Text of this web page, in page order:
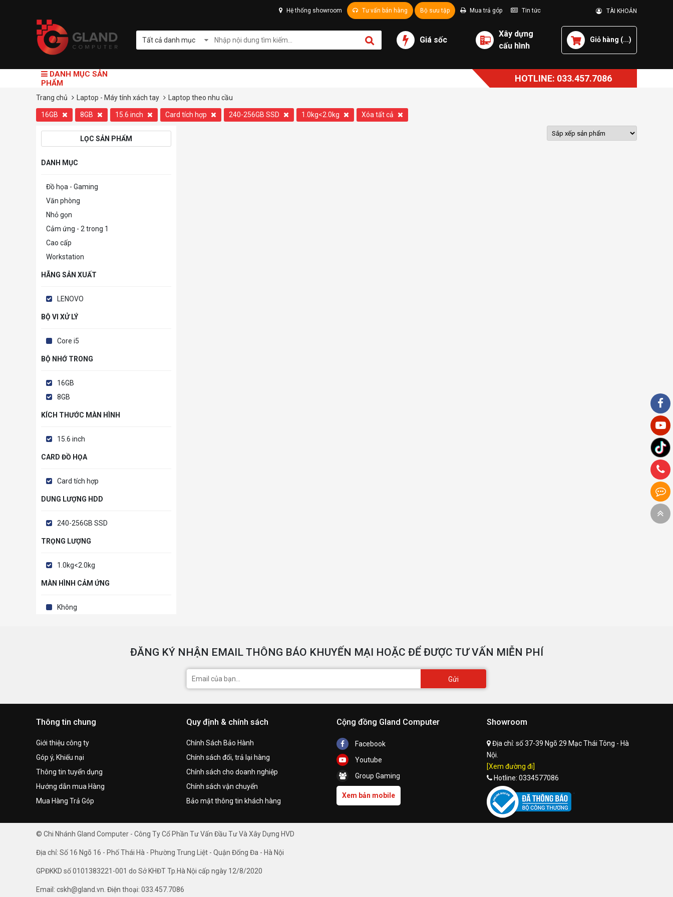
Hệ thống showroom Tư vấn bán hàng Bộ sưu tập Mua trả góp Tin tức TÀI KHOẢN
Tất cả danh mục Giá sốc
Xây dựng
cấu hình
Giỏ hàng (...)
DANH MỤC SẢN
PHẨM
HOTLINE: 033.457.7086
Trang chủ Laptop - Máy tính xách tay Laptop theo nhu cầu
16GB 8GB 15.6 inch Card tích hợp 240-256GB SSD 1.0kg<2.0kg Xóa tất cả
LỌC SẢN PHẨM
DANH MỤC
Đồ họa - Gaming
Văn phòng
Nhỏ gọn
Cảm ứng - 2 trong 1
Cao cấp
Workstation
HÃNG SẢN XUẤT
LENOVO
BỘ VI XỬ LÝ
Core i5
BỘ NHỚ TRONG
16GB
8GB
KÍCH THƯỚC MÀN HÌNH
15.6 inch
CARD ĐỒ HỌA
Card tích hợp
DUNG LƯỢNG HDD
240-256GB SSD
TRỌNG LƯỢNG
1.0kg<2.0kg
MÀN HÌNH CẢM ỨNG
Không
ĐĂNG KÝ NHẬN EMAIL THÔNG BÁO KHUYẾN MẠI HOẶC ĐỂ ĐƯỢC TƯ VẤN MIỄN PHÍ
Gửi
Thông tin chung
Giới thiệu công ty
Góp ý, Khiếu nại
Thông tin tuyển dụng
Hướng dẫn mua Hàng
Mua Hàng Trả Góp
Quy định & chính sách
Chính Sách Bảo Hành
Chính sách đổi, trả lại hàng
Chính sách cho doanh nghiệp
Chính sách vận chuyển
Bảo mật thông tin khách hàng
Cộng đồng Gland Computer
Facebook
Youtube
Group Gaming
Xem bản mobile
Showroom
Địa chỉ: số 37-39 Ngõ 29 Mạc Thái Tông - Hà
Nội.
[Xem đường đi]
Hotline: 0334577086
© Chi Nhánh Gland Computer - Công Ty Cổ Phần Tư Vấn Đầu Tư Và Xây Dựng HVD
Địa chỉ: Số 16 Ngõ 16 - Phố Thái Hà - Phường Trung Liệt - Quận Đống Đa - Hà Nội
GPĐKKD số 0101383221-001 do Sở KHĐT Tp.Hà Nội cấp ngày 12/8/2020
Email: cskh@gland.vn. Điện thoại: 033.457.7086